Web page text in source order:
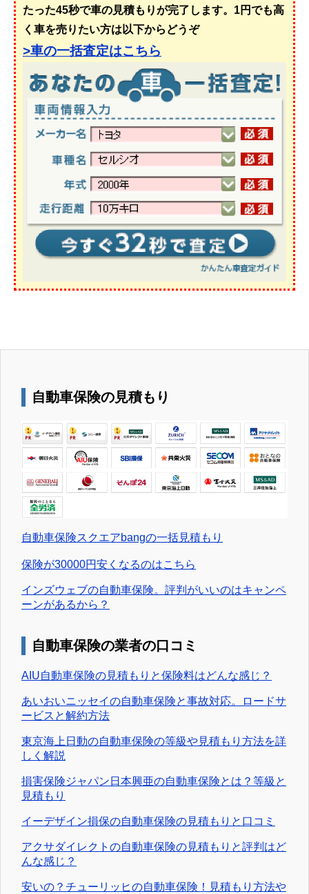
たった45秒で車の見積もりが完了します。1円でも高
く車を売りたい方は以下からどうぞ
>車の一括査定はこちら
自動車保険の見積もり
自動車保険スクエアbangの一括見積もり
保険が30000円安くなるのはこちら
インズウェブの自動車保険。評判がいいのはキャンペ
ーンがあるから？
自動車保険の業者の口コミ
AIU自動車保険の見積もりと保険料はどんな感じ？
あいおいニッセイの自動車保険と事故対応。ロードサ
ービスと解約方法
東京海上日動の自動車保険の等級や見積もり方法を詳
しく解説
損害保険ジャパン日本興亜の自動車保険とは？等級と
見積もり
イーデザイン損保の自動車保険の見積もりと口コミ
アクサダイレクトの自動車保険の見積もりと評判はど
んな感じ？
安いの？チューリッヒの自動車保険！見積もり方法や